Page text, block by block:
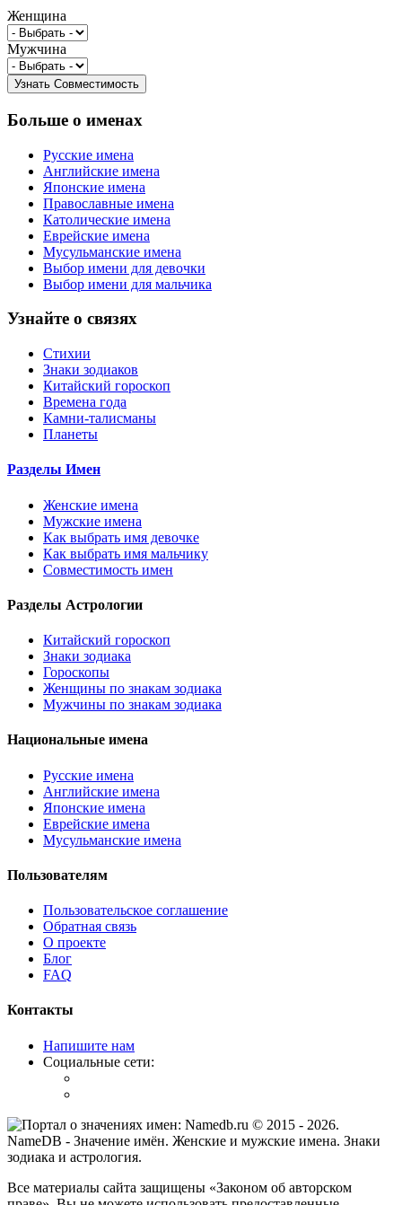
Женщина
Мужчина
Больше о именах
Русские имена
Английские имена
Японские имена
Православные имена
Католические имена
Еврейские имена
Мусульманские имена
Выбор имени для девочки
Выбор имени для мальчика
Узнайте о связях
Стихии
Знаки зодиаков
Китайский гороскоп
Времена года
Камни-талисманы
Планеты
Разделы Имен
Женские имена
Мужские имена
Как выбрать имя девочке
Как выбрать имя мальчику
Совместимость имен
Разделы Астрологии
Китайский гороскоп
Знаки зодиака
Гороскопы
Женщины по знакам зодиака
Мужчины по знакам зодиака
Национальные имена
Русские имена
Английские имена
Японские имена
Еврейские имена
Мусульманские имена
Пользователям
Пользовательское соглашение
Обратная связь
О проекте
Блог
FAQ
Контакты
Напишите нам
Социальные сети:
© 2015 - 2026.
NameDB - Значение имён. Женские и мужские имена. Знаки
зодиака и астрология.
Все материалы сайта защищены «Законом об авторском